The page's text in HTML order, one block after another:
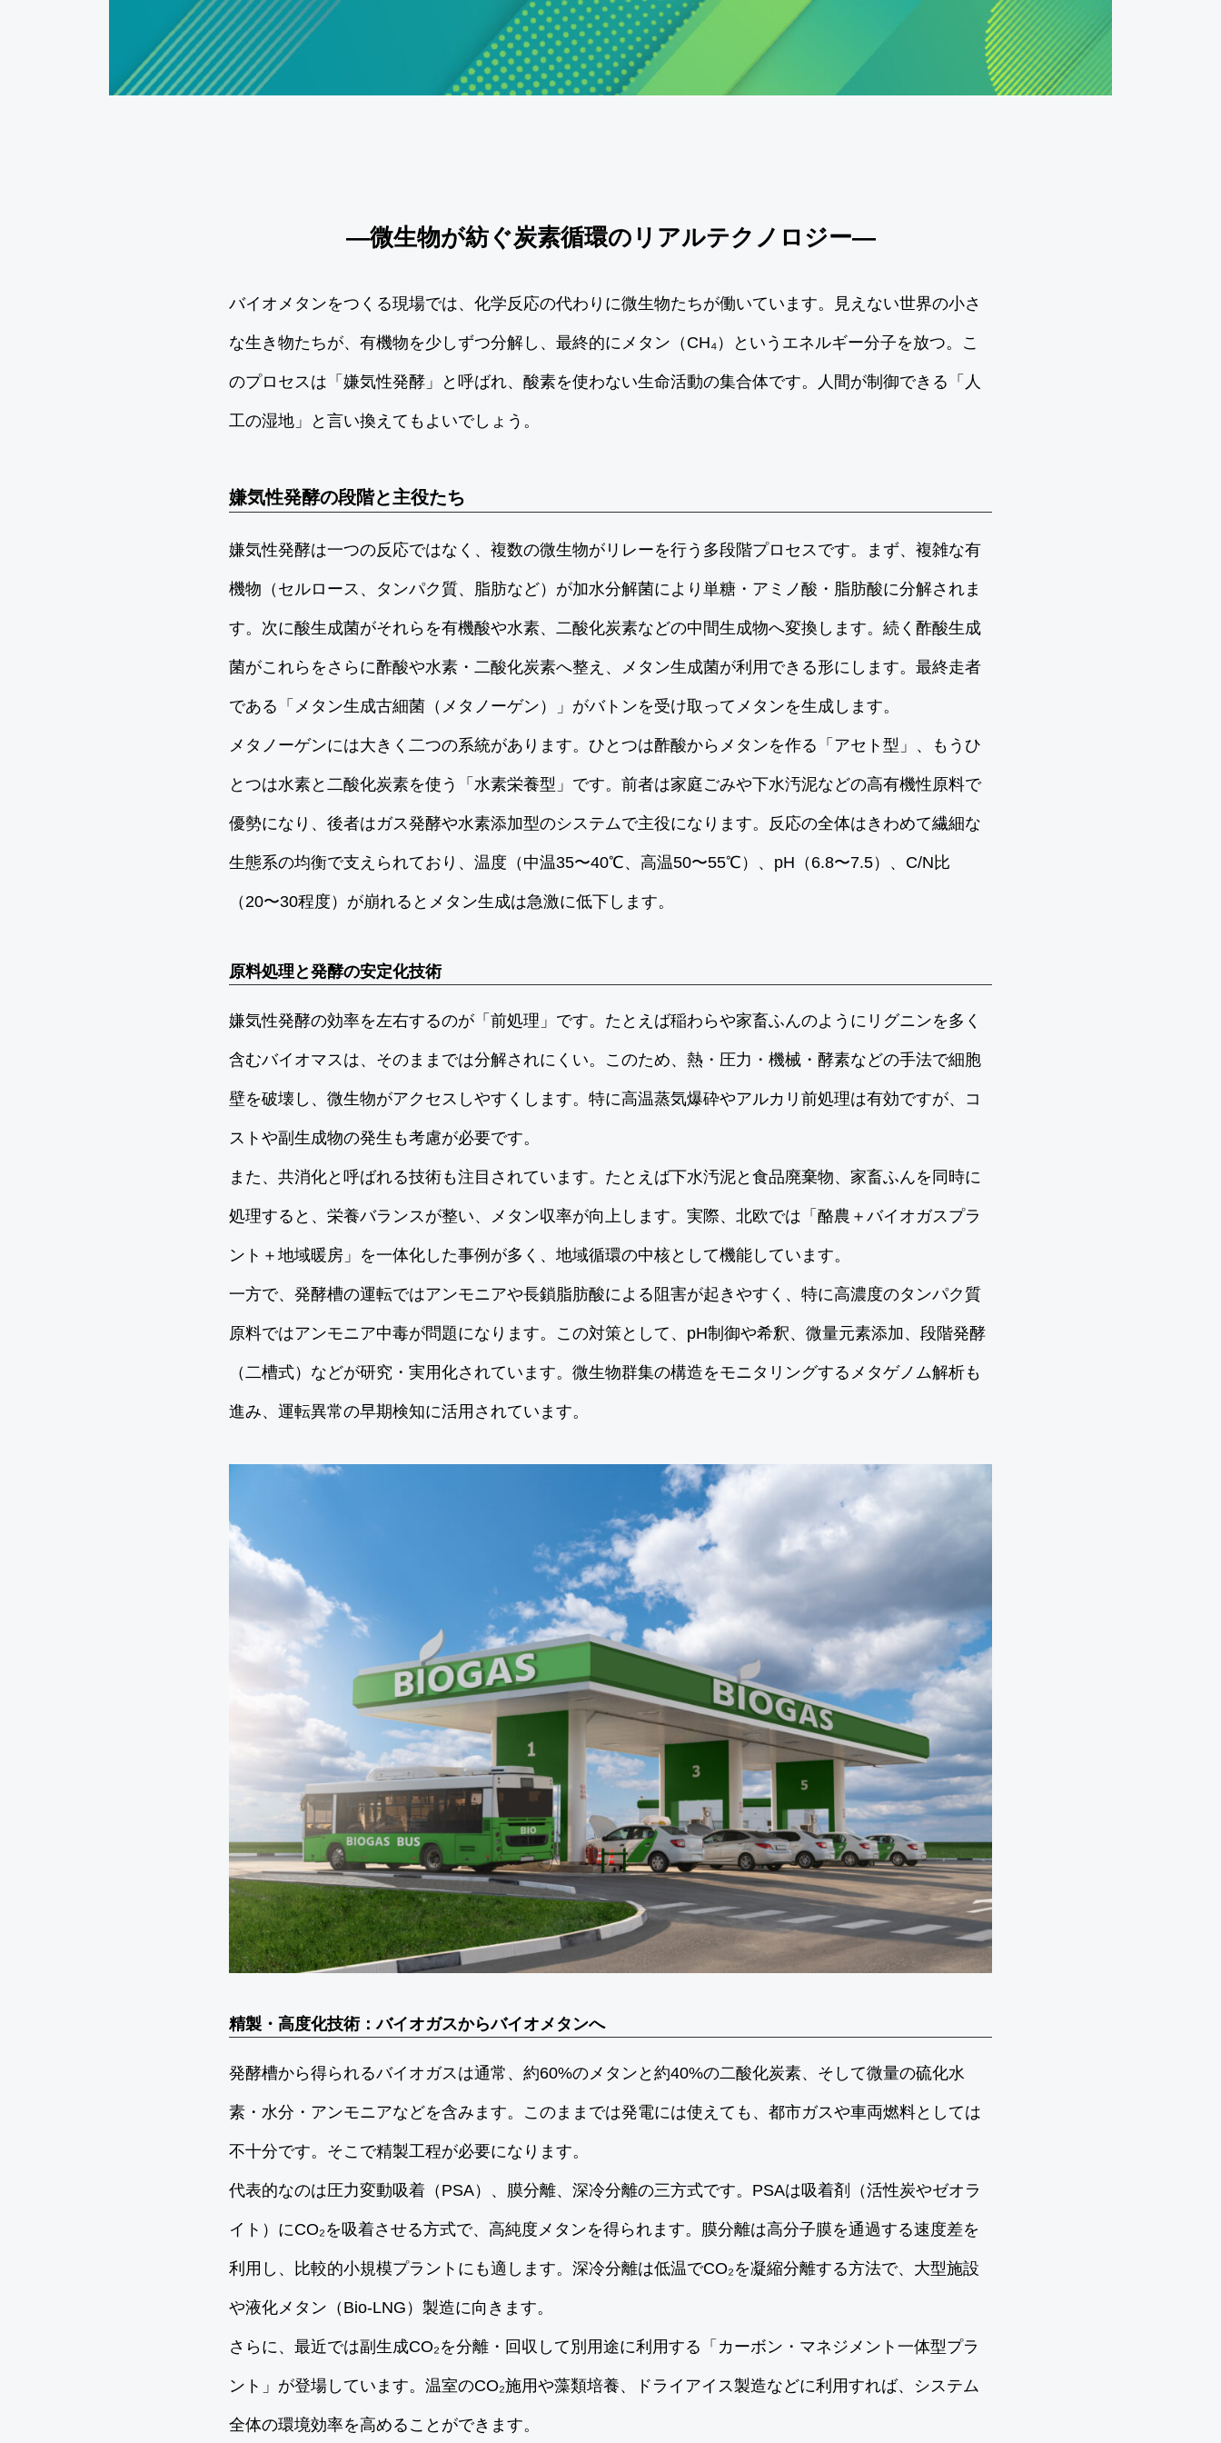
―微生物が紡ぐ炭素循環のリアルテクノロジー―
バイオメタンをつくる現場では、化学反応の代わりに微生物たちが働いています。見えない世界の小さ
な生き物たちが、有機物を少しずつ分解し、最終的にメタン（CH₄）というエネルギー分子を放つ。こ
のプロセスは「嫌気性発酵」と呼ばれ、酸素を使わない生命活動の集合体です。人間が制御できる「人
工の湿地」と言い換えてもよいでしょう。
嫌気性発酵の段階と主役たち
嫌気性発酵は一つの反応ではなく、複数の微生物がリレーを行う多段階プロセスです。まず、複雑な有
機物（セルロース、タンパク質、脂肪など）が加水分解菌により単糖・アミノ酸・脂肪酸に分解されま
す。次に酸生成菌がそれらを有機酸や水素、二酸化炭素などの中間生成物へ変換します。続く酢酸生成
菌がこれらをさらに酢酸や水素・二酸化炭素へ整え、メタン生成菌が利用できる形にします。最終走者
である「メタン生成古細菌（メタノーゲン）」がバトンを受け取ってメタンを生成します。
メタノーゲンには大きく二つの系統があります。ひとつは酢酸からメタンを作る「アセト型」、もうひ
とつは水素と二酸化炭素を使う「水素栄養型」です。前者は家庭ごみや下水汚泥などの高有機性原料で
優勢になり、後者はガス発酵や水素添加型のシステムで主役になります。反応の全体はきわめて繊細な
生態系の均衡で支えられており、温度（中温35〜40℃、高温50〜55℃）、pH（6.8〜7.5）、C/N比
（20〜30程度）が崩れるとメタン生成は急激に低下します。
原料処理と発酵の安定化技術
嫌気性発酵の効率を左右するのが「前処理」です。たとえば稲わらや家畜ふんのようにリグニンを多く
含むバイオマスは、そのままでは分解されにくい。このため、熱・圧力・機械・酵素などの手法で細胞
壁を破壊し、微生物がアクセスしやすくします。特に高温蒸気爆砕やアルカリ前処理は有効ですが、コ
ストや副生成物の発生も考慮が必要です。
また、共消化と呼ばれる技術も注目されています。たとえば下水汚泥と食品廃棄物、家畜ふんを同時に
処理すると、栄養バランスが整い、メタン収率が向上します。実際、北欧では「酪農＋バイオガスプラ
ント＋地域暖房」を一体化した事例が多く、地域循環の中核として機能しています。
一方で、発酵槽の運転ではアンモニアや長鎖脂肪酸による阻害が起きやすく、特に高濃度のタンパク質
原料ではアンモニア中毒が問題になります。この対策として、pH制御や希釈、微量元素添加、段階発酵
（二槽式）などが研究・実用化されています。微生物群集の構造をモニタリングするメタゲノム解析も
進み、運転異常の早期検知に活用されています。
精製・高度化技術：バイオガスからバイオメタンへ
発酵槽から得られるバイオガスは通常、約60%のメタンと約40%の二酸化炭素、そして微量の硫化水
素・水分・アンモニアなどを含みます。このままでは発電には使えても、都市ガスや車両燃料としては
不十分です。そこで精製工程が必要になります。
代表的なのは圧力変動吸着（PSA）、膜分離、深冷分離の三方式です。PSAは吸着剤（活性炭やゼオラ
イト）にCO₂を吸着させる方式で、高純度メタンを得られます。膜分離は高分子膜を通過する速度差を
利用し、比較的小規模プラントにも適します。深冷分離は低温でCO₂を凝縮分離する方法で、大型施設
や液化メタン（Bio-LNG）製造に向きます。
さらに、最近では副生成CO₂を分離・回収して別用途に利用する「カーボン・マネジメント一体型プラ
ント」が登場しています。温室のCO₂施用や藻類培養、ドライアイス製造などに利用すれば、システム
全体の環境効率を高めることができます。